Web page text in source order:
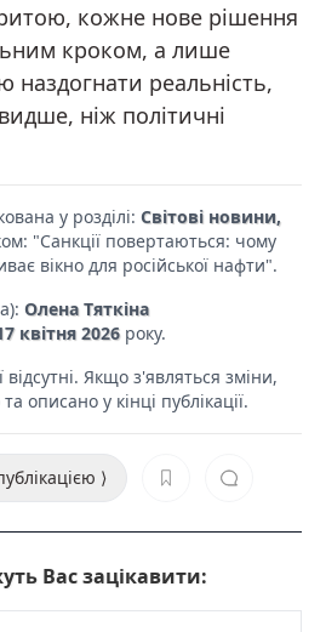
кожне нове рішення
кроком, а лише
реальність,
ніж політичні
у розділі: Світові новини,
"Санкції повертаються: чому
вікно для російської нафти".
Олена Тяткіна
квітня 2026року.
Якщо з'являться зміни,
описано у кінці публікації.
⟩
Вас зацікавити: